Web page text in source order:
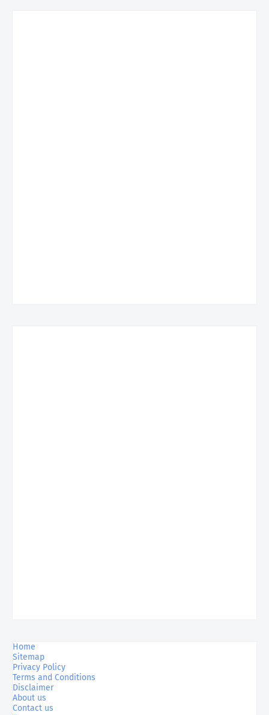
Home
Sitemap
Privacy Policy
Terms and Conditions
Disclaimer
About us
Contact us